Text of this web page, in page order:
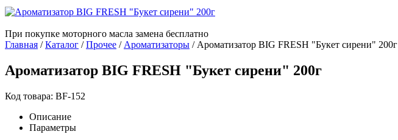
При покупке моторного масла замена бесплатно
Главная /Каталог /Прочее / Ароматизаторы / Ароматизатор BIG FRESH "Букет сирени" 200г
Ароматизатор BIG FRESH "Букет сирени" 200г
Код товара: BF-152
Описание
Параметры